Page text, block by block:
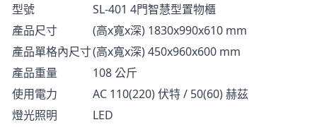
型號
SL-401 4門智慧型置物櫃
產品尺寸
(高x寬x深) 1830x990x610 mm
產品單格內尺寸(高x寬x深) 450x960x600 mm
產品重量
108 公斤
使用電力
AC 110(220) 伏特 / 50(60) 赫茲
燈光照明
LED